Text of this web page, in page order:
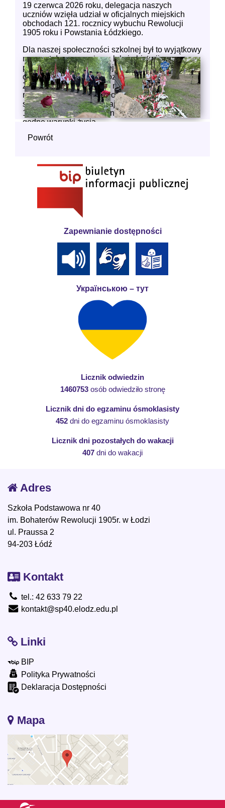
19 czerwca 2026 roku, delegacja naszych
uczniów wzięła udział w oficjalnych miejskich
obchodach 121. rocznicy wybuchu Rewolucji
1905 roku i Powstania Łódzkiego.
Dla naszej społeczności szkolnej był to wyjątkowy
moment dumy oraz żywa lekcja historii
patriotycznej i regionalnej. Oficjalne uroczystości
odbyły się w parku im. Józefa Piłsudskiego na
Zdrowiu, w historycznym miejscu straceń
robotników. Uczniowie złożyli pod pomnikiem
symboliczne kwiaty, oddając hołd tym, którzy w
1905 roku walczyli o wolność, polską szkołę i
godne warunki życia.
Powrót
Zapewnianie dostępności
Українською – тут
Licznik odwiedzin
1460753osób odwiedziło stronę
Licznik dni do egzaminu ósmoklasisty
452 dni do egzaminu ósmoklasisty
Licznik dni pozostałych do wakacji
407 dni do wakacji
Adres
Szkoła Podstawowa nr 40
im. Bohaterów Rewolucji 1905r. w Łodzi
ul. Praussa 2
94-203 Łódź
Kontakt
tel.: 42 633 79 22
kontakt@sp40.elodz.edu.pl
Linki
BIP
Polityka Prywatności
Deklaracja Dostępności
Mapa